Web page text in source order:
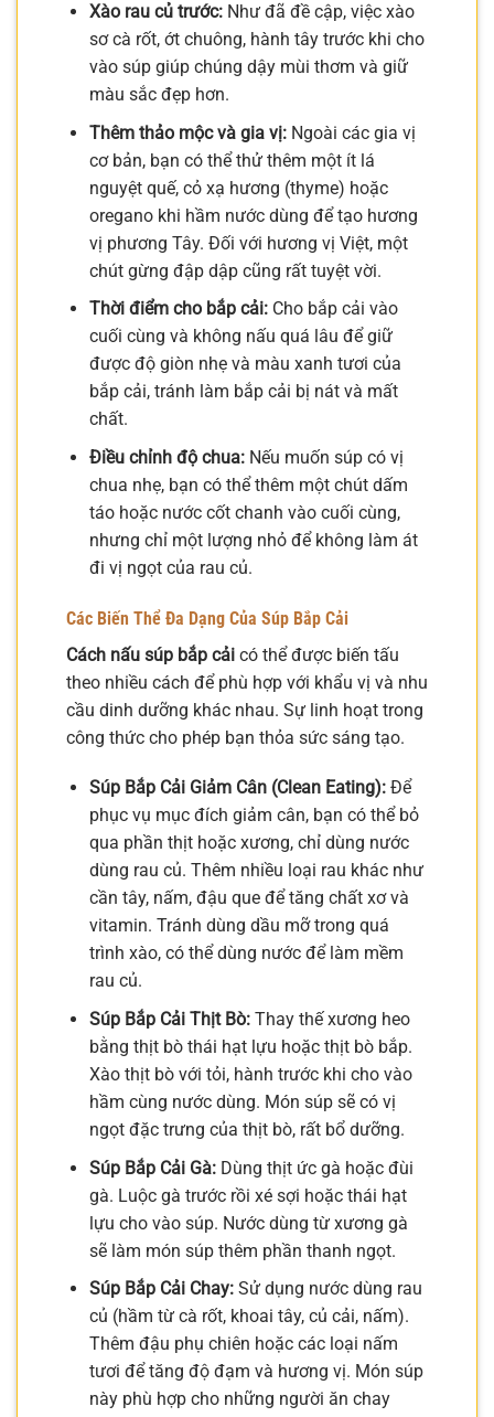
Xào rau củ trước:Như đã đề cập, việc xào
sơ cà rốt, ớt chuông, hành tây trước khi cho
vào súp giúp chúng dậy mùi thơm và giữ
màu sắc đẹp hơn.
Thêm thảo mộc và gia vị:Ngoài các gia vị
cơ bản, bạn có thể thử thêm một ít lá
nguyệt quế, cỏ xạ hương (thyme) hoặc
oregano khi hầm nước dùng để tạo hương
vị phương Tây. Đối với hương vị Việt, một
chút gừng đập dập cũng rất tuyệt vời.
Thời điểm cho bắp cải:Cho bắp cải vào
cuối cùng và không nấu quá lâu để giữ
được độ giòn nhẹ và màu xanh tươi của
bắp cải, tránh làm bắp cải bị nát và mất
chất.
Điều chỉnh độ chua:Nếu muốn súp có vị
chua nhẹ, bạn có thể thêm một chút dấm
táo hoặc nước cốt chanh vào cuối cùng,
nhưng chỉ một lượng nhỏ để không làm át
đi vị ngọt của rau củ.
Các Biến Thể Đa Dạng Của Súp Bắp Cải
Cách nấu súp bắp cải có thể được biến tấu
theo nhiều cách để phù hợp với khẩu vị và nhu
cầu dinh dưỡng khác nhau. Sự linh hoạt trong
công thức cho phép bạn thỏa sức sáng tạo.
Súp Bắp Cải Giảm Cân (Clean Eating):Để
phục vụ mục đích giảm cân, bạn có thể bỏ
qua phần thịt hoặc xương, chỉ dùng nước
dùng rau củ. Thêm nhiều loại rau khác như
cần tây, nấm, đậu que để tăng chất xơ và
vitamin. Tránh dùng dầu mỡ trong quá
trình xào, có thể dùng nước để làm mềm
rau củ.
Súp Bắp Cải Thịt Bò:Thay thế xương heo
bằng thịt bò thái hạt lựu hoặc thịt bò bắp.
Xào thịt bò với tỏi, hành trước khi cho vào
hầm cùng nước dùng. Món súp sẽ có vị
ngọt đặc trưng của thịt bò, rất bổ dưỡng.
Súp Bắp Cải Gà:Dùng thịt ức gà hoặc đùi
gà. Luộc gà trước rồi xé sợi hoặc thái hạt
lựu cho vào súp. Nước dùng từ xương gà
sẽ làm món súp thêm phần thanh ngọt.
Súp Bắp Cải Chay:Sử dụng nước dùng rau
củ (hầm từ cà rốt, khoai tây, củ cải, nấm).
Thêm đậu phụ chiên hoặc các loại nấm
tươi để tăng độ đạm và hương vị. Món súp
này phù hợp cho những người ăn chay